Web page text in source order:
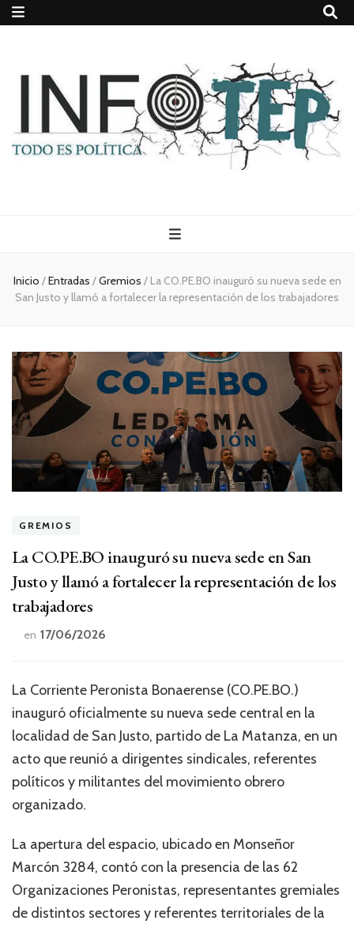
Todo es
(rosca)
política
Inicio /Entradas /Gremios / La CO.PE.BO inauguró su nueva sede en
San Justo y llamó a fortalecer la representación de los trabajadores
GREMIOS
La CO.PE.BO inauguró su nueva sede en San
Justo y llamó a fortalecer la representación de los
trabajadores
en 17/06/2026
La Corriente Peronista Bonaerense (CO.PE.BO.)
inauguró oficialmente su nueva sede central en la
localidad de San Justo, partido de La Matanza, en un
acto que reunió a dirigentes sindicales, referentes
políticos y militantes del movimiento obrero
organizado.
La apertura del espacio, ubicado en Monseñor
Marcón 3284, contó con la presencia de las 62
Organizaciones Peronistas, representantes gremiales
de distintos sectores y referentes territoriales de la